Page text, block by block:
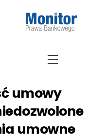
Menu
umowy
umowne